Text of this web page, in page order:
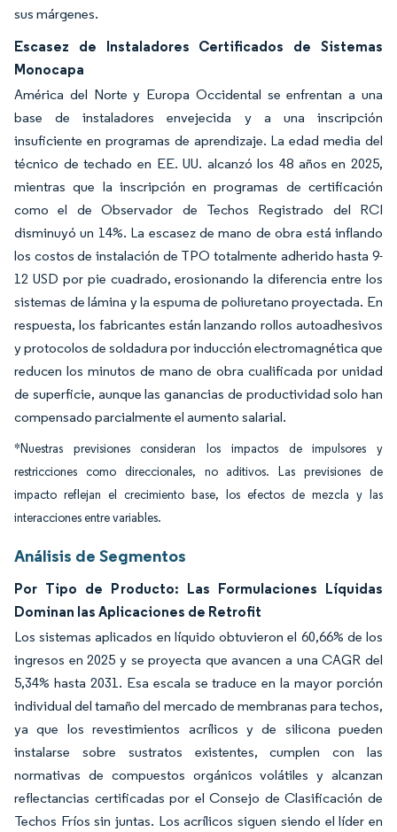
sus márgenes.
Escasez de Instaladores Certificados de Sistemas
Monocapa
América del Norte y Europa Occidental se enfrentan a una
base de instaladores envejecida y a una inscripción
insuficiente en programas de aprendizaje. La edad media del
técnico de techado en EE. UU. alcanzó los 48 años en 2025,
mientras que la inscripción en programas de certificación
como el de Observador de Techos Registrado del RCI
disminuyó un 14%. La escasez de mano de obra está inflando
los costos de instalación de TPO totalmente adherido hasta 9-
12 USD por pie cuadrado, erosionando la diferencia entre los
sistemas de lámina y la espuma de poliuretano proyectada. En
respuesta, los fabricantes están lanzando rollos autoadhesivos
y protocolos de soldadura por inducción electromagnética que
reducen los minutos de mano de obra cualificada por unidad
de superficie, aunque las ganancias de productividad solo han
compensado parcialmente el aumento salarial.
*Nuestras previsiones consideran los impactos de impulsores y
restricciones como direccionales, no aditivos. Las previsiones de
impacto reflejan el crecimiento base, los efectos de mezcla y las
interacciones entre variables.
Análisis de Segmentos
Por Tipo de Producto: Las Formulaciones Líquidas
Dominan las Aplicaciones de Retrofit
Los sistemas aplicados en líquido obtuvieron el 60,66% de los
ingresos en 2025 y se proyecta que avancen a una CAGR del
5,34% hasta 2031. Esa escala se traduce en la mayor porción
individual del tamaño del mercado de membranas para techos,
ya que los revestimientos acrílicos y de silicona pueden
instalarse sobre sustratos existentes, cumplen con las
normativas de compuestos orgánicos volátiles y alcanzan
reflectancias certificadas por el Consejo de Clasificación de
Techos Fríos sin juntas. Los acrílicos siguen siendo el líder en